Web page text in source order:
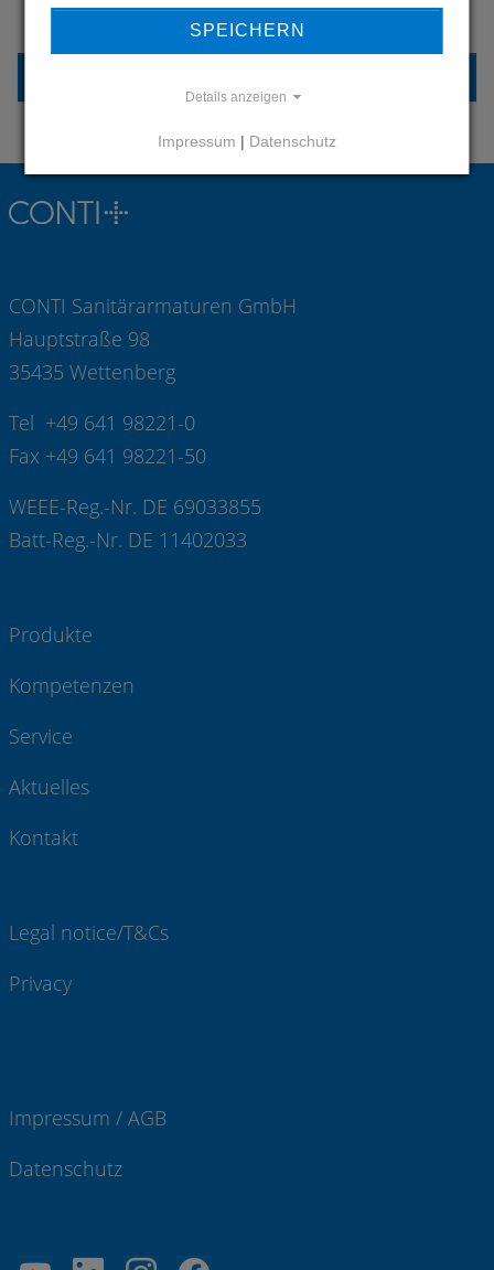
KONTAKTIEREN SIE UNS
CONTI Sanitärarmaturen GmbH
Hauptstraße 98
35435 Wettenberg
Tel +49 641 98221-0
Fax +49 641 98221-50
WEEE-Reg.-Nr. DE 69033855
Batt-Reg.-Nr. DE 11402033
Produkte
Kompetenzen
Service
Aktuelles
Kontakt
Legal notice/T&Cs
Privacy
Impressum / AGB
Datenschutz
SPEICHERN
Details anzeigen
Impressum | Datenschutz